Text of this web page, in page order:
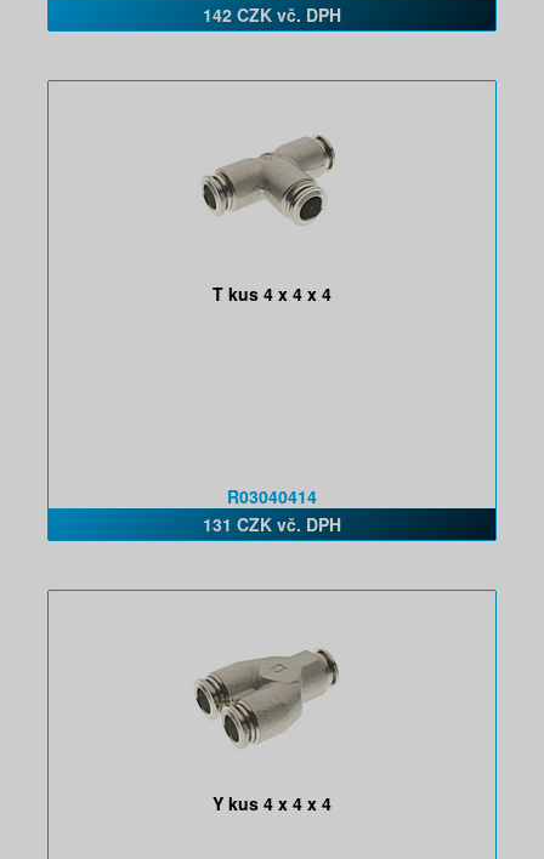
142 CZK vč. DPH
T kus 4 x 4 x 4
R03040414
131 CZK vč. DPH
Y kus 4 x 4 x 4